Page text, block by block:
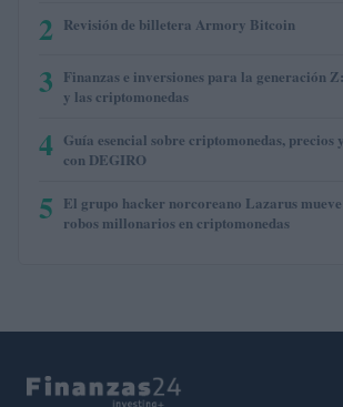
2 Revisión de billetera Armory Bitcoin
3 Finanzas e inversiones para la generación
y las criptomonedas
4 Guía esencial sobre criptomonedas,
con DEGIRO
5 El grupo hacker norcoreano Lazarus
robos millonarios en criptomonedas